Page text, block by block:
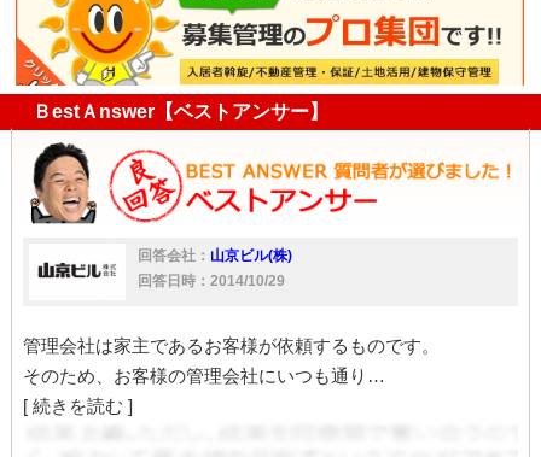
ＢestＡnswer【ベストアンサー】
回答会社： 山京ビル(株)
回答日時：2014/10/29
管理会社は家主であるお客様が依頼するものです。
そのため、お客様の管理会社にいつも通り…
[ 続きを読む ]